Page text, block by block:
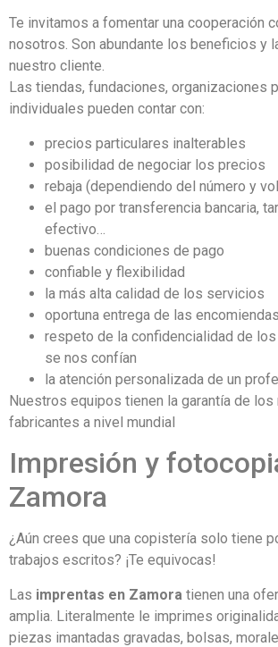
Te invitamos a fomentar una cooperación
nosotros. Son abundante los beneficios y
nuestro cliente.
Las tiendas, fundaciones, organizaciones
individuales pueden contar con:
precios particulares inalterables
posibilidad de negociar los precios
rebaja (dependiendo del número y
el pago por transferencia bancaria,
efectivo…
buenas condiciones de pago
confiable y flexibilidad
la más alta calidad de los servicios
oportuna entrega de las encomiendas
respeto de la confidencialidad de
se nos confían
la atención personalizada de un
Nuestros equipos tienen la garantía de los
fabricantes a nivel mundial
Impresión y
Zamora
¿Aún crees que una copistería solo tiene
trabajos escritos? ¡Te equivocas!
Las imprentas en Zamora tienen una
amplia. Literalmente le imprimes
piezas imantadas gravadas, bolsas,